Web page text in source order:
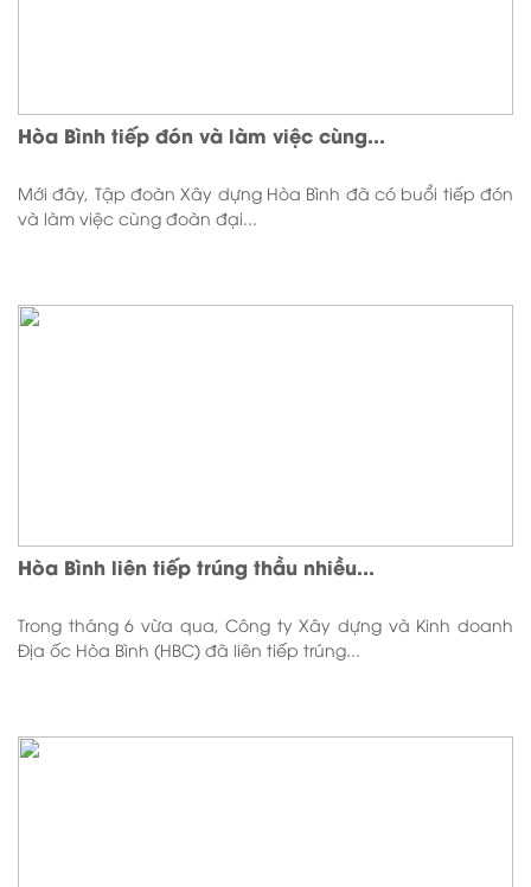
Hòa Bình tiếp đón và làm việc cùng...
Mới đây, Tập đoàn Xây dựng Hòa Bình đã có buổi tiếp đón
và làm việc cùng đoàn đại...
Hòa Bình liên tiếp trúng thầu nhiều...
Trong tháng 6 vừa qua, Công ty Xây dựng và Kinh doanh
Địa ốc Hòa Bình (HBC) đã liên tiếp trúng...